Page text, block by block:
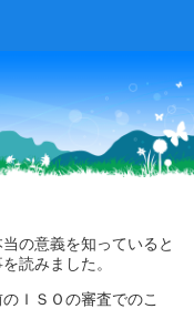
の意義を知っていると
読みました。
ＩＳＯの審査でのこ